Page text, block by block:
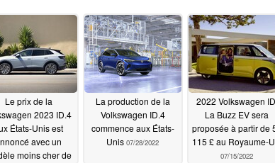
Le prix de la
2023 ID.4
États-Unis est
avec un
moins cher de
La production de la
Volkswagen ID.4
commence aux États-
Unis 07/28/2022
2022 Volkswagen
La Buzz EV sera
proposée à partir de
115 £ au Royaume-
07/15/2022